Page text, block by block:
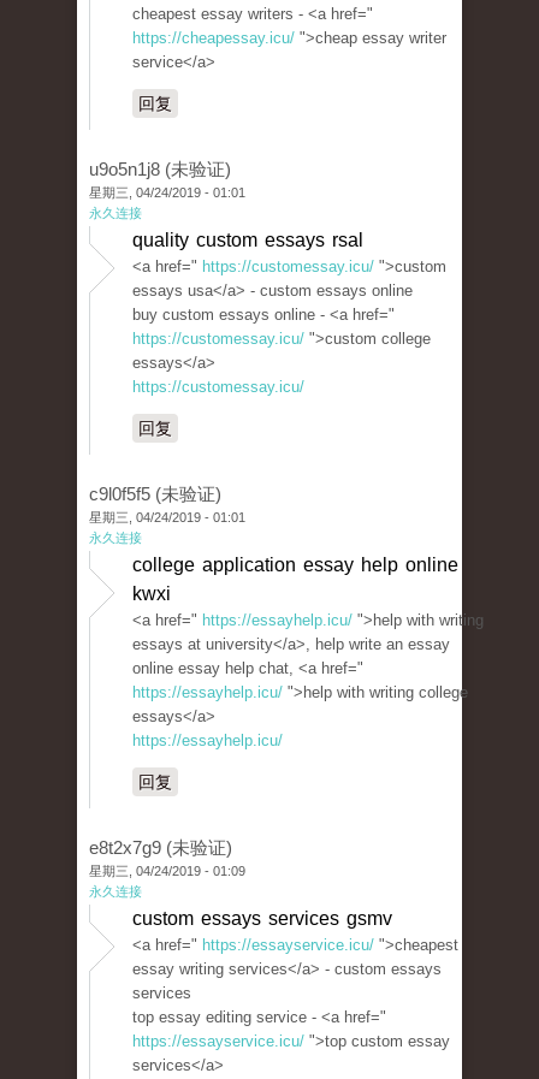
cheapest essay writers - <a href="
https://cheapessay.icu/ ">cheap essay writer
service</a>
回复
u9o5n1j8 (未验证)
星期三, 04/24/2019 - 01:01
永久连接
quality custom essays rsal
<a href=" https://customessay.icu/ ">custom
essays usa</a> - custom essays online
buy custom essays online - <a href="
https://customessay.icu/ ">custom college
essays</a>
https://customessay.icu/
回复
c9l0f5f5 (未验证)
星期三, 04/24/2019 - 01:01
永久连接
college application essay help online
kwxi
<a href=" https://essayhelp.icu/ ">help with writing
essays at university</a>, help write an essay
online essay help chat, <a href="
https://essayhelp.icu/ ">help with writing college
essays</a>
https://essayhelp.icu/
回复
e8t2x7g9 (未验证)
星期三, 04/24/2019 - 01:09
永久连接
custom essays services gsmv
<a href=" https://essayservice.icu/ ">cheapest
essay writing services</a> - custom essays
services
top essay editing service - <a href="
https://essayservice.icu/ ">top custom essay
services</a>